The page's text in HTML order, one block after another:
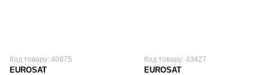
Код товару: 40875
EUROSAT
Код товару: 43427
EUROSAT